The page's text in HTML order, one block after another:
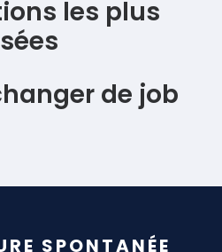
les plus
de job
SPONTANÉE